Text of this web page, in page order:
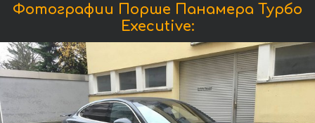
Фотографии Порше Панамера Турбо
Executive: